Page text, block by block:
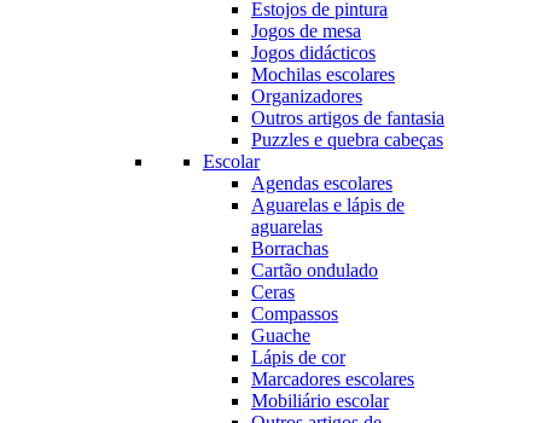
Estojos de pintura
Jogos de mesa
Jogos didácticos
Mochilas escolares
Organizadores
Outros artigos de fantasia
Puzzles e quebra cabeças
Escolar
Agendas escolares
Aguarelas e lápis de
aguarelas
Borrachas
Cartão ondulado
Ceras
Compassos
Guache
Lápis de cor
Marcadores escolares
Mobiliário escolar